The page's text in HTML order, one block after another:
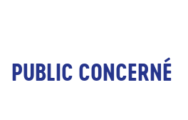
PUBLIC CONCERNÉ